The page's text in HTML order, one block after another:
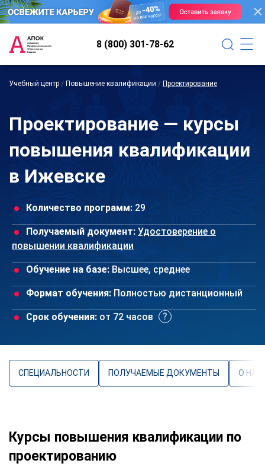
8 (800) 301-78-62
Учебный центр / Повышение квалификации / Проектирование
Проектирование — курсы
повышения квалификации
в Ижевске
Количество программ: 29
Получаемый документ: Удостоверение о
повышении квалификации
Обучение на базе: Высшее, среднее
Формат обучения: Полностью дистанционный
Срок обучения: от 72 часов
СПЕЦИАЛЬНОСТИ ПОЛУЧАЕМЫЕ ДОКУМЕНТЫ О
Курсы повышения квалификации по
проектированию